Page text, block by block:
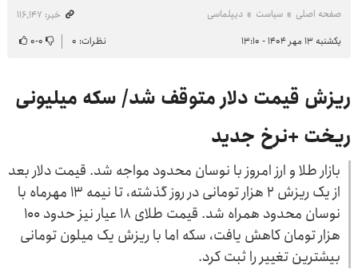
صفحه اصلی سیاست دیپلماسی
خبر: ۱۱۶٬۱۴۷
یکشنبه ۱۳ مهر ۱۴۰۴ - ۱۳:۱۰
نظرات: ۰ ۰-۰
ریزش قیمت دلار متوقف شد/ سکه میلیونی
ریخت +نرخ جدید
بازار طلا و ارز امروز با نوسان محدود مواجه شد. قیمت دلار بعد
از یک ریزش ۲ هزار تومانی در روز گذشته، تا نیمه ۱۳ مهرماه با
نوسان محدود همراه شد. قیمت طلای ۱۸ عیار نیز حدود ۱۰۰
هزار تومان کاهش یافت، سکه اما با ریزش یک میلون تومانی
بیشترین تغییر را ثبت کرد.